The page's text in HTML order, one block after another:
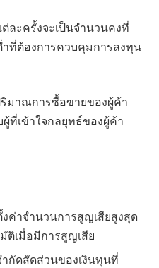
ละครั้งจะเป็นจำนวนคงที่
ำที่ต้องการควบคุมการลงทุน
มาณการซื้อขายของผู้ค้า
ที่เข้าใจกลยุทธ์ของผู้ค้า
ค่าจํานวนการสูญเสียสูงสุด
ติเมื่อมีการสูญเสีย
กัดสัดส่วนของเงินทุนที่